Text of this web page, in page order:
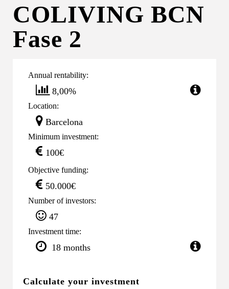
COLIVING BCN
Fase 2
Annual rentability:
8,00%
Location:
Barcelona
Minimum investment:
100€
Objective funding:
50.000€
Number of investors:
47
Investment time:
18 months
Calculate your investment